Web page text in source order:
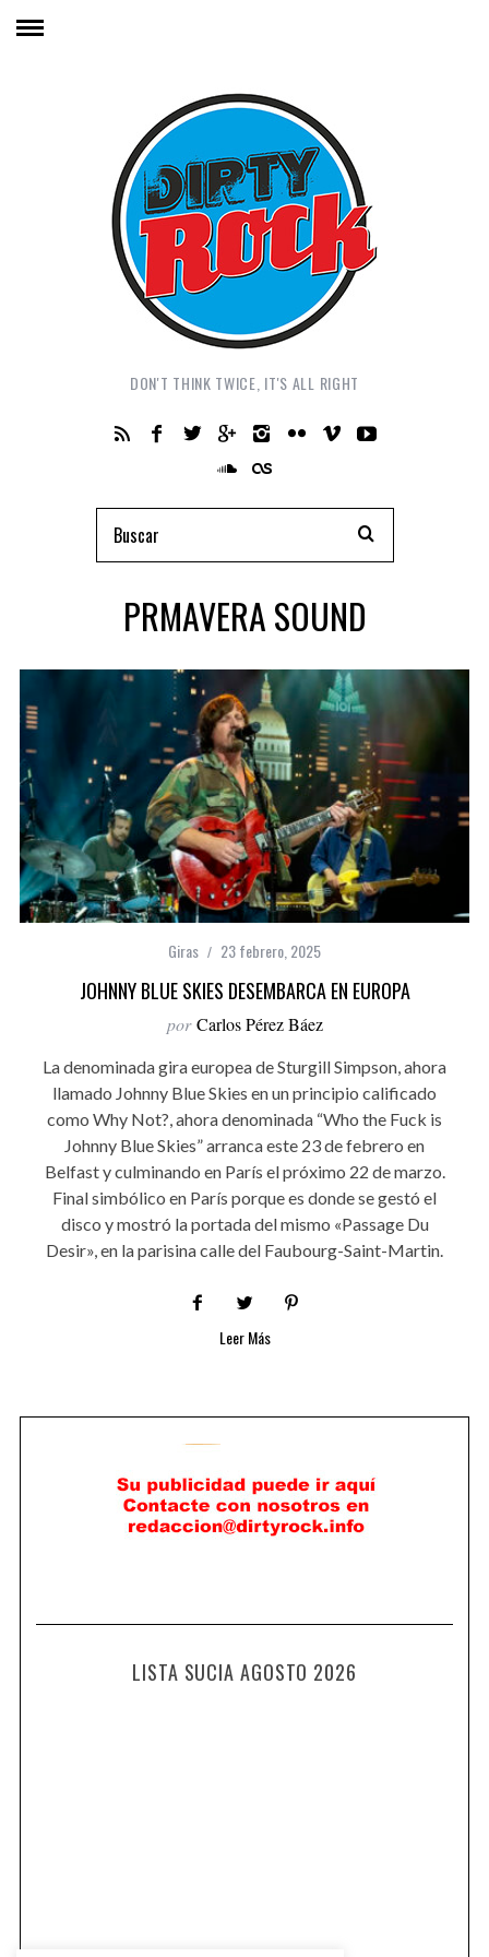
DON'T THINK TWICE, IT'S ALL RIGHT
PRMAVERA SOUND
Giras 23 febrero, 2025
JOHNNY BLUE SKIES DESEMBARCA EN EUROPA
por Carlos Pérez Báez
La denominada gira europea de Sturgill Simpson, ahora
llamado Johnny Blue Skies en un principio calificado
como Why Not?, ahora denominada “Who the Fuck is
Johnny Blue Skies” arranca este 23 de febrero en
Belfast y culminando en París el próximo 22 de marzo.
Final simbólico en París porque es donde se gestó el
disco y mostró la portada del mismo «Passage Du
Desir», en la parisina calle del Faubourg-Saint-Martin.
Leer Más
LISTA SUCIA AGOSTO 2026